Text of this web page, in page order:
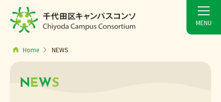
Home NEWS
NEWS